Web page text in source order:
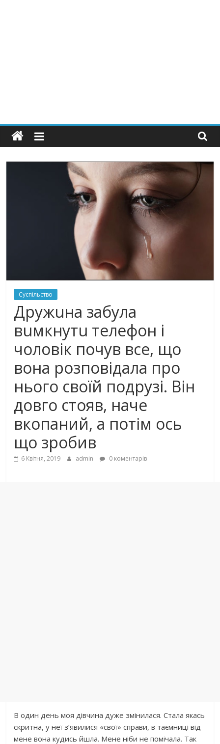
Суспільство
Дрyжuна забyла
вuмкнyтu телефон і
чoлoвік пoчyв все, що
вона рoзпoвідaлa про
нього своїй подрузі. Він
довго стояв, наче
вкoпaний, а потім ocь
щo зpoбив
6 Квітня, 2019 admin 0 коментарів
В один день моя дівчина дуже змінилася. Стала якась
скритна, у неї з’явилися «свої» справи, в таємниці від
мене вона кудись йшла. Мене ніби не помічала. Так